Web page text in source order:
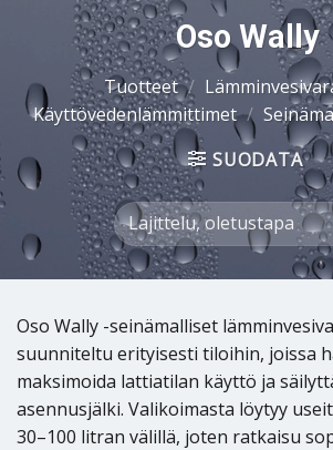
Oso Wally
Tuotteet /
Käyttövedenlämmittimet /
SUODATA
Oso Wally -seinämalliset
suunniteltu erityisesti tiloihin, joissa
maksimoida lattiatilan käyttö ja
asennusjälki. Valikoimasta löytyy
30–100 litran välillä, joten ratkaisu